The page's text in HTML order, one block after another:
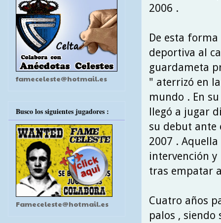
2006 .
De esta
deportiva al
guardameta
" aterrizó en
mundo . En
llegó a jugar
su debut ante
2007 .
intervención
tras empatar
Cuatro años
palos , siendo
fameceleste@hotmail.es
Busco los siguientes jugadores :
Fameceleste@hotmail.es